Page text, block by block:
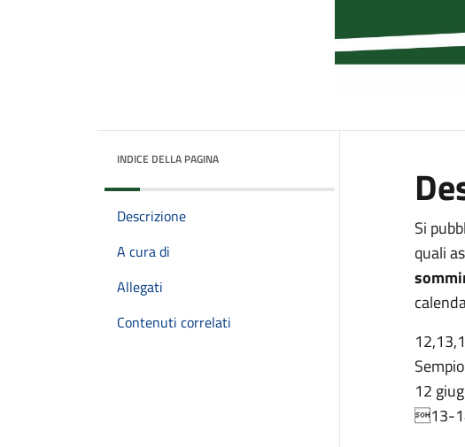
INDICE DELLA PAGINA
Descrizione
A cura di
Allegati
Contenuti correlati
Si
quali
12
13-